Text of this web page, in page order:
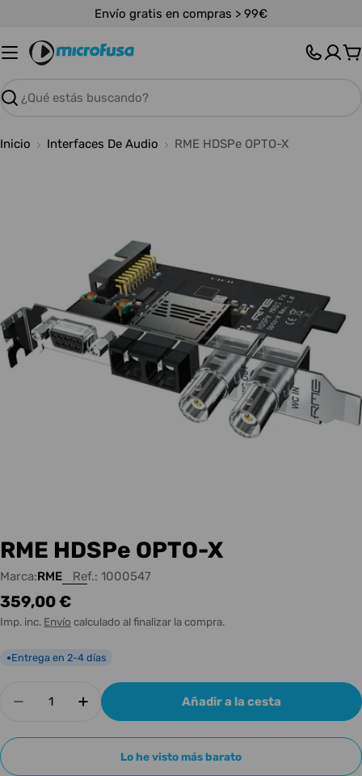
contenido
Envío gratis en compras > 99€
Buscar
Inicio Interfaces De Audio RME HDSPe OPTO-X
medios 0 en modal
RME HDSPe OPTO-X
Marca:RME Ref.: 1000547
Precio
habitual
359,00 €
Imp. inc. Envío calculado al finalizar la compra.
●Entrega en 2-4 días
Disminuir cantidad para RME HDSPe OPTO-X
Aumentar cantidad para RME HDSPe
Añadir a la cesta
Lo he visto más barato